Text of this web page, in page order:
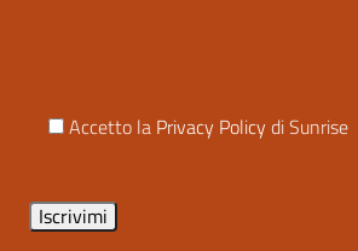
Accetto la Privacy Policy di Sunrise